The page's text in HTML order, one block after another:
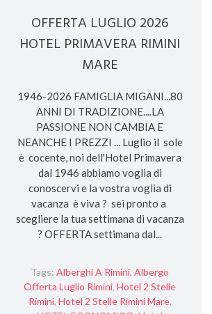
OFFERTA LUGLIO 2026
HOTEL PRIMAVERA RIMINI
MARE
1946-2026 FAMIGLIA MIGANI...80
ANNI DI TRADIZIONE....LA
PASSIONE NON CAMBIA E
NEANCHE I PREZZI ... Luglio il sole
è cocente, noi dell'Hotel Primavera
dal 1946 abbiamo voglia di
conoscervi e la vostra voglia di
vacanza è viva ? sei pronto a
scegliere la tua settimana di vacanza
? OFFERTA settimana dal...
Tags:Alberghi A Rimini,Albergo
Offerta Luglio Rimini,Hotel 2 Stelle
Rimini, Hotel 2 Stelle Rimini Mare,